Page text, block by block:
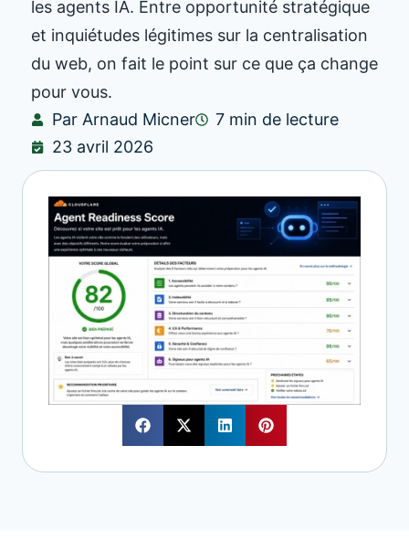
les agents IA. Entre opportunité stratégique
et inquiétudes légitimes sur la centralisation
du web, on fait le point sur ce que ça change
pour vous.
Par Arnaud Micner
7 min de lecture
23 avril 2026